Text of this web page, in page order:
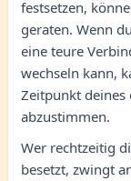
festsetzen,
geraten. Wenn
eine teure
wechseln kann,
Zeitpunkt deines
abzustimmen.
Wer rechtzeitig
besetzt, zwingt